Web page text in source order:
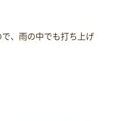
、雨の中でも打ち上げ